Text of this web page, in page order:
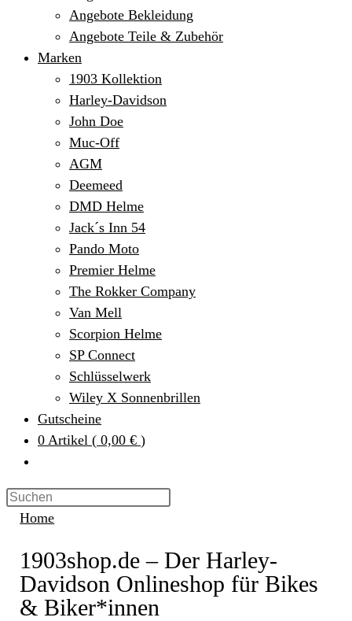
Angebote Bekleidung
Angebote Teile & Zubehör
Marken
1903 Kollektion
Harley-Davidson
John Doe
Muc-Off
AGM
Deemeed
DMD Helme
Jack´s Inn 54
Pando Moto
Premier Helme
The Rokker Company
Van Mell
Scorpion Helme
SP Connect
Schlüsselwerk
Wiley X Sonnenbrillen
Gutscheine
0 Artikel ( 0,00 € )
Home
1903shop.de – Der Harley-
Davidson Onlineshop für Bikes
& Biker*innen